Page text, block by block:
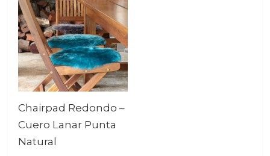
Chairpad Redondo –
Cuero Lanar Punta
Natural